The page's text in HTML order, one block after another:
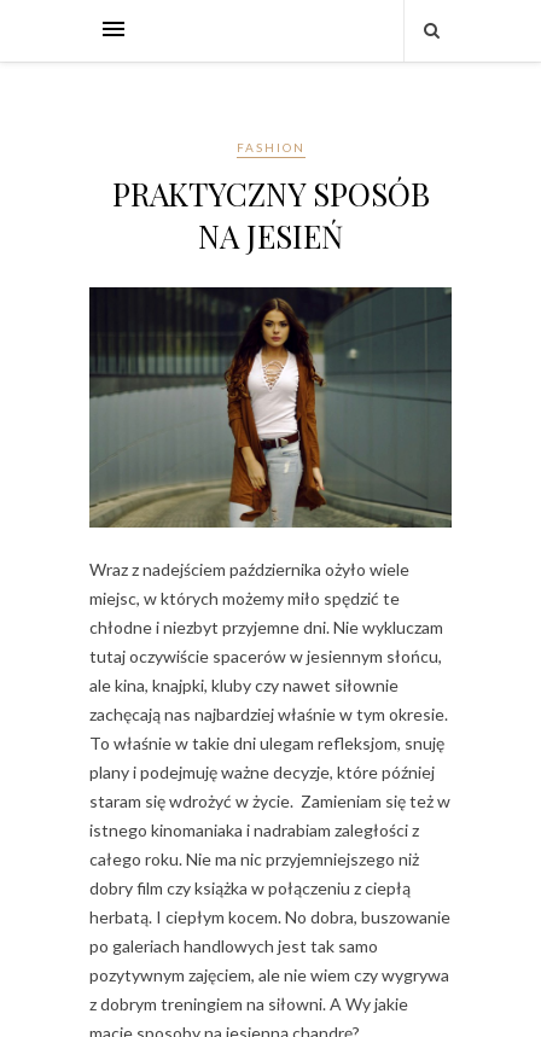
FASHION
PRAKTYCZNY SPOSÓB
NA JESIEŃ
Wraz z nadejściem października ożyło wiele
miejsc, w których możemy miło spędzić te
chłodne i niezbyt przyjemne dni. Nie wykluczam
tutaj oczywiście spacerów w jesiennym słońcu,
ale kina, knajpki, kluby czy nawet siłownie
zachęcają nas najbardziej właśnie w tym okresie.
To właśnie w takie dni ulegam refleksjom, snuję
plany i podejmuję ważne decyzje, które później
staram się wdrożyć w życie. Zamieniam się też w
istnego kinomaniaka i nadrabiam zaległości z
całego roku. Nie ma nic przyjemniejszego niż
dobry film czy książka w połączeniu z ciepłą
herbatą. I ciepłym kocem. No dobra, buszowanie
po galeriach handlowych jest tak samo
pozytywnym zajęciem, ale nie wiem czy wygrywa
z dobrym treningiem na siłowni. A Wy jakie
macie sposoby na jesienną chandrę?